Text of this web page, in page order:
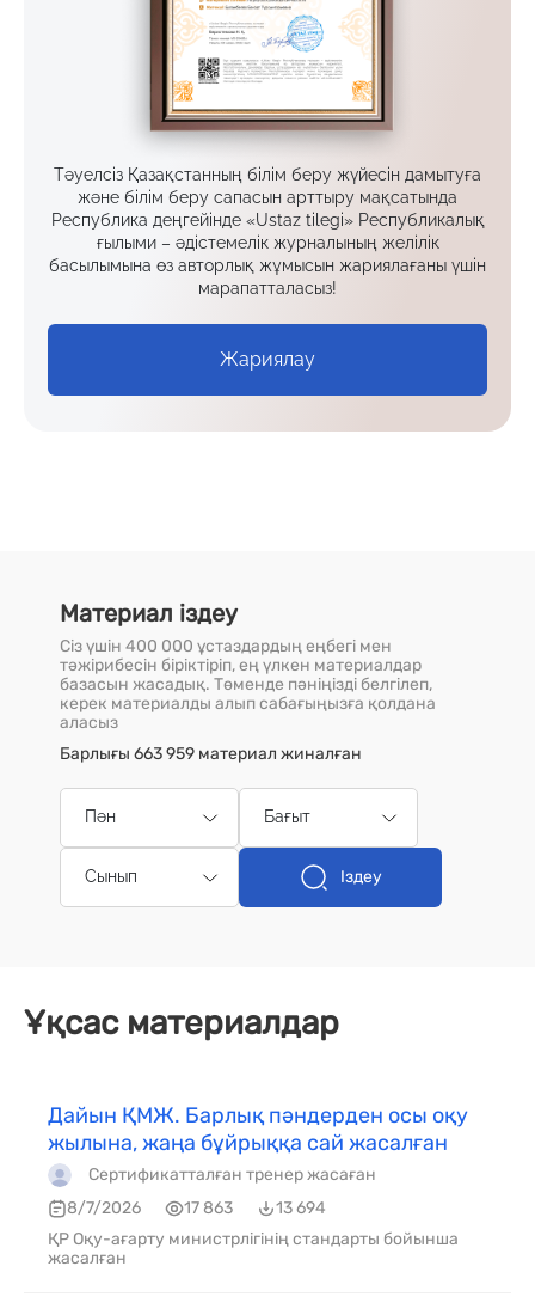
Тәуелсіз Қазақстанның білім беру жүйесін дамытуға
және білім беру сапасын арттыру мақсатында
Республика деңгейінде «Ustaz tilegi» Республикалық
ғылыми – әдістемелік журналының желілік
басылымына өз авторлық жұмысын жариялағаны үшін
марапатталасыз!
Жариялау
Материал іздеу
Сіз үшін 400 000 ұстаздардың еңбегі мен
тәжірибесін біріктіріп, ең үлкен материалдар
базасын жасадық. Төменде пәніңізді белгілеп,
керек материалды алып сабағыңызға қолдана
аласыз
Барлығы 663 959 материал жиналған
Пән Бағыт
Сынып Іздеу
Ұқсас материалдар
Дайын ҚМЖ. Барлық пәндерден осы оқу
жылына, жаңа бұйрыққа сай жасалған
Сертификатталған тренер жасаған
8/7/2026
17 863
13 694
ҚР Оқу-ағарту министрлігінің стандарты бойынша
жасалған